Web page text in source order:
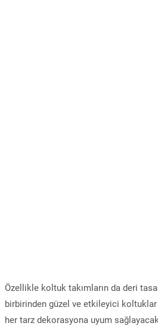
Özellikle koltuk takımların da deri
birbirinden güzel ve etkileyici
her tarz dekorasyona uyum